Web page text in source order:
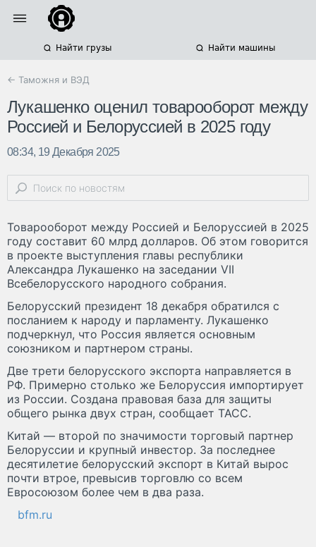
Найти грузы Найти машины
← Таможня и ВЭД
Лукашенко оценил товарооборот между
Россией и Белоруссией в 2025 году
08:34, 19 Декабря 2025
Товарооборот между Россией и Белоруссией в 2025
году составит 60 млрд долларов. Об этом говорится
в проекте выступления главы республики
Александра Лукашенко на заседании VII
Всебелорусского народного собрания.
Белорусский президент 18 декабря обратился с
посланием к народу и парламенту. Лукашенко
подчеркнул, что Россия является основным
союзником и партнером страны.
Две трети белорусского экспорта направляется в
РФ. Примерно столько же Белоруссия импортирует
из России. Создана правовая база для защиты
общего рынка двух стран, сообщает ТАСС.
Китай — второй по значимости торговый партнер
Белоруссии и крупный инвестор. За последнее
десятилетие белорусский экспорт в Китай вырос
почти втрое, превысив торговлю со всем
Евросоюзом более чем в два раза.
bfm.ru